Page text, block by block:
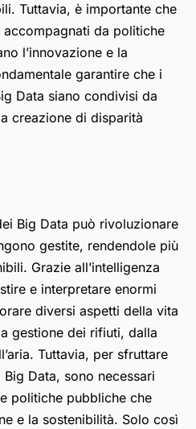
Tuttavia, è importante che
da politiche
l’innovazione e la
garantire che i
Data siano condivisi da
creazione di disparità
Big Data può rivoluzionare
gestite, rendendole più
Grazie all’intelligenza
e interpretare enormi
diversi aspetti della vita
gestione dei rifiuti, dalla
Tuttavia, per sfruttare
Data, sono necessari
politiche pubbliche che
e la sostenibilità. Solo così